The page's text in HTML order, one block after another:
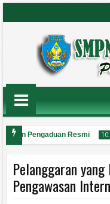
Pengaduan Resmi
Pelanggaran
Pengawasan